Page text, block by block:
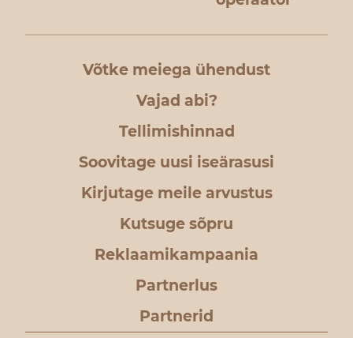
Võtke meiega ühendust
Vajad abi?
Tellimishinnad
Soovitage uusi iseärasusi
Kirjutage meile arvustus
Kutsuge sõpru
Reklaamikampaania
Partnerlus
Partnerid